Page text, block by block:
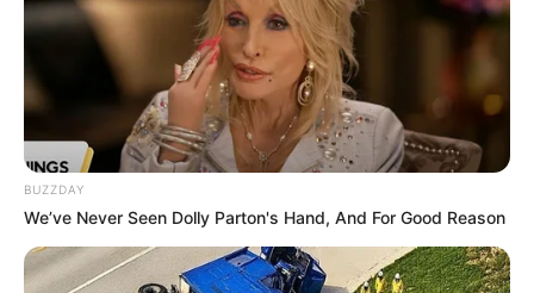
BUZZDAY
We’ve Never Seen Dolly Parton's Hand, And For Good Reason